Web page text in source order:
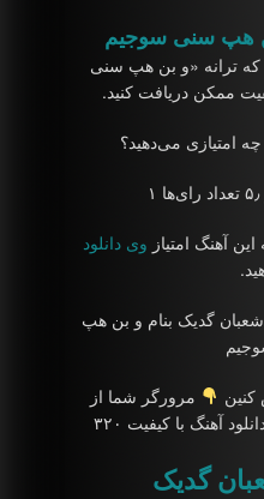
هپ سنی سوجیم
ترانه «و بن هپ سنی
ممکن دریافت کنید.
امتیازی می‌دهید؟
آهنگ امتیاز وی دانلود
شعبان گدیک بنام و بن هپ
کنین
مرورگر شما از
گدیک